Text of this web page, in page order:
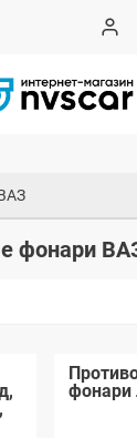
фонари
фонари